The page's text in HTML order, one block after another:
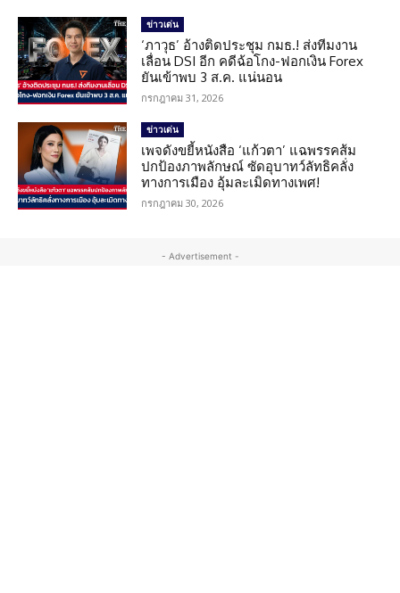
ข่าวเด่น
‘ภาวุธ’ อ้างติดประชุม กมธ.! ส่งทีมงาน
เลื่อน DSI อีก คดีฉ้อโกง-ฟอกเงิน Forex
ยันเข้าพบ 3 ส.ค. แน่นอน
กรกฎาคม 31, 2026
ข่าวเด่น
เพจดังขยี้หนังสือ ‘แก้วตา’ แฉพรรคส้ม
ปกป้องภาพลักษณ์ ซัดอุบาทว์ลัทธิคลั่ง
ทางการเมือง อุ้มละเมิดทางเพศ!
กรกฎาคม 30, 2026
- Advertisement -